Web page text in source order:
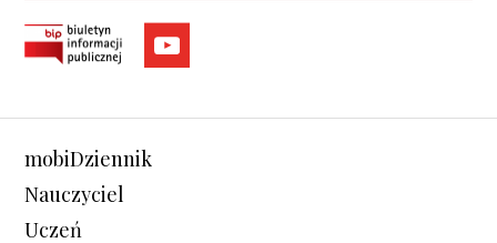
mobiDziennik
Nauczyciel
Uczeń